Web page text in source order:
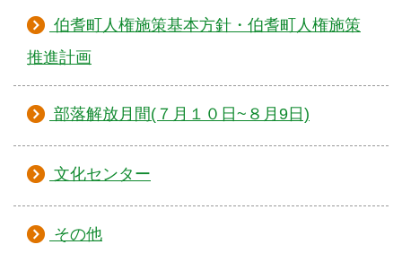
伯耆町人権施策基本方針・伯耆町人権施策
推進計画
部落解放月間(７月１０日~８月9日)
文化センター
その他